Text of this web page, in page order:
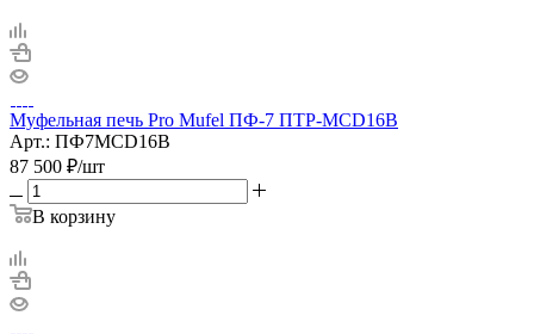
Муфельная печь Pro Mufel ПФ-7 ПТР-MCD16B
Арт.: ПФ7MCD16B
87 500 ₽/шт
В корзину